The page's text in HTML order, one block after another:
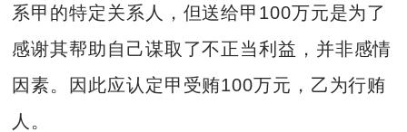
系甲的特定关系人，但送给甲100万元是为了
感谢其帮助自己谋取了不正当利益，并非感情
因素。因此应认定甲受贿100万元，乙为行贿
人。